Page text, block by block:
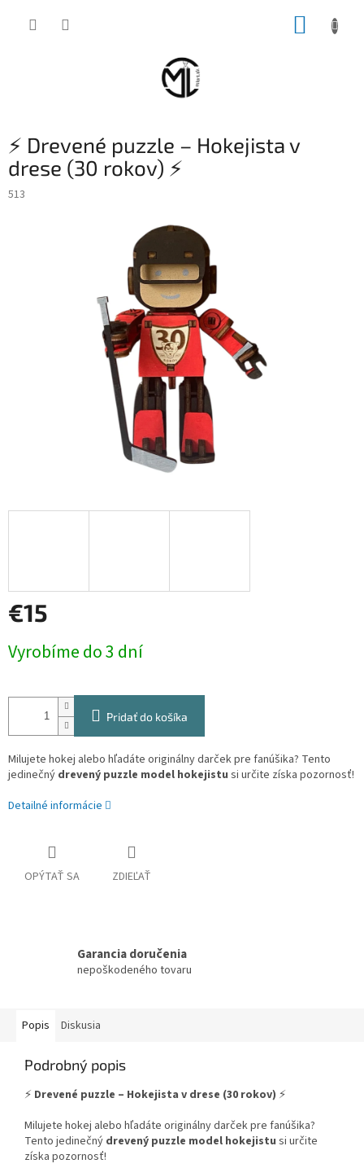
⚡ Drevené puzzle – Hokejista v
drese (30 rokov) ⚡
513
€15
cena:
Vyrobíme do 3 dní
Pridať do košíka
Milujete hokej alebo hľadáte originálny darček pre fanúšika? Tento
jedinečný drevený puzzle model hokejistu si určite získa pozornosť!
Detailné informácie
OPÝTAŤ SA ZDIEĽAŤ
Garancia doručenia
nepoškodeného tovaru
Popis Diskusia
Podrobný popis
⚡ Drevené puzzle – Hokejista v drese (30 rokov) ⚡
Milujete hokej alebo hľadáte originálny darček pre fanúšika?
Tento jedinečný drevený puzzle model hokejistu si určite
získa pozornosť!